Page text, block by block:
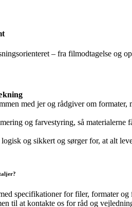
– fra filmodtagelse og
med jer og rådgiver om
og farvestyring, så materialerne
og sikkert og sørger for, at alt
specifikationer for filer, formater og
til at kontakte os for råd og